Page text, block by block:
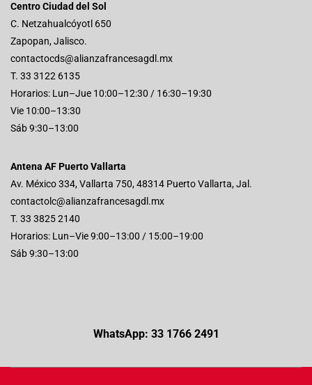
Centro Ciudad del Sol
C. Netzahualcóyotl 650
Zapopan, Jalisco.
contactocds@alianzafrancesagdl.mx
T. 33 3122 6135
Horarios: Lun–Jue 10:00–12:30 / 16:30–19:30
Vie 10:00–13:30
Sáb 9:30–13:00
Antena AF Puerto Vallarta
Av. México 334, Vallarta 750, 48314 Puerto Vallarta, Jal.
contactolc@alianzafrancesagdl.mx
T. 33 3825 2140
Horarios: Lun–Vie 9:00–13:00 / 15:00–19:00
Sáb 9:30–13:00
WhatsApp: 33 1766 2491